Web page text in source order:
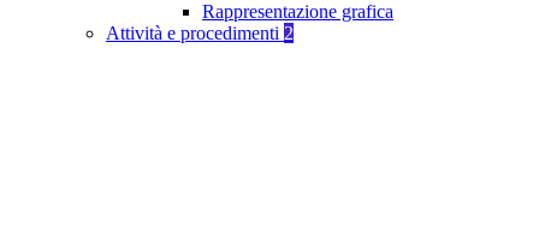
Rappresentazione grafica
Attività e procedimenti 2